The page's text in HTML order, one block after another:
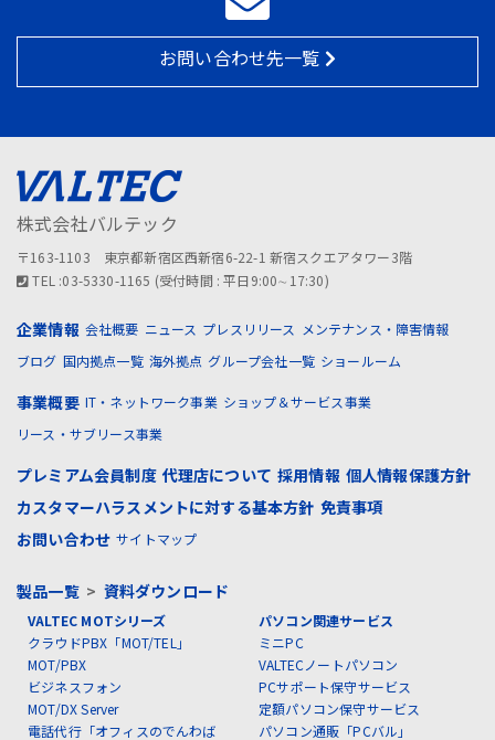
お問い合わせ先一覧
株式会社バルテック
〒163-1103 東京都新宿区西新宿6-22-1 新宿スクエアタワー3階
TEL :03-5330-1165 (受付時間 : 平日9:00∼17:30)
企業情報 会社概要 ニュース プレスリリース
メンテナンス・障害情報
ブログ 国内拠点一覧 海外拠点 グループ会社一覧 ショールーム
事業概要 IT・ネットワーク事業 ショップ＆サービス事業
リース・サブリース事業
プレミアム会員制度 代理店について 採用情報 個人情報保護方針
カスタマーハラスメントに対する基本方針 免責事項
お問い合わせ サイトマップ
製品一覧> 資料ダウンロード
VALTEC MOTシリーズ
クラウドPBX「MOT/TEL」
MOT/PBX
ビジネスフォン
MOT/DX Server
電話代行「オフィスのでんわば
パソコン関連サービス
ミニPC
VALTECノートパソコン
PCサポート保守サービス
定額パソコン保守サービス
パソコン通販「PCバル」